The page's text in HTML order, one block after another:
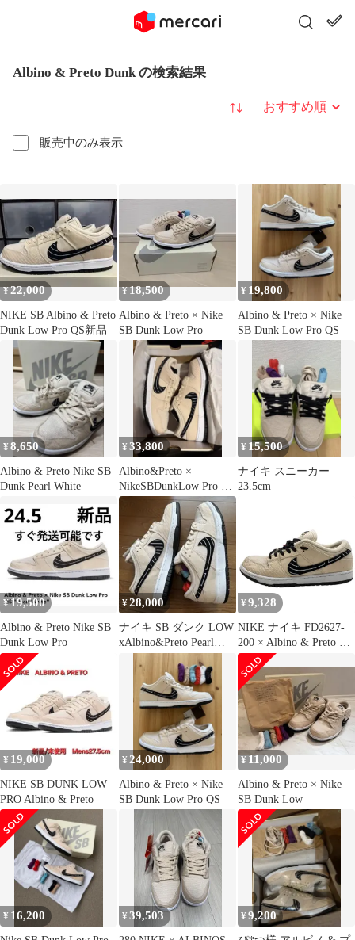
Albino & Preto Dunk の検索結果
販売中のみ表示
並び替え
¥22,000
NIKE SB Albino & Preto
Dunk Low Pro QS新品
¥18,500
Albino & Preto × Nike
SB Dunk Low Pro
¥ 19,800
Albino & Preto × Nike
SB Dunk Low Pro QS
¥8,650
Albino & Preto Nike SB
Dunk Pearl White
¥33,800
Albino&Preto ×
NikeSBDunkLow Pro QS
29cm
¥ 15,500
ナイキ スニーカー
23.5cm
¥19,500
Albino & Preto Nike SB
Dunk Low Pro
¥28,000
ナイキ SB ダンク LOW
xAlbino&Preto Pearl
¥ 9,328
NIKE ナイキ FD2627-
200 × Albino & Preto SB
Dunk Low Pro QS アル
ビノ & プレト SB ダン
ク ロー プロ QS スニー
カー ベージュ系
27.5cm【中古】
¥ 19,000
NIKE SB DUNK LOW
PRO Albino & Preto
¥ 24,000
Albino & Preto × Nike
SB Dunk Low Pro QS
¥11,000
Albino & Preto × Nike
SB Dunk Low
¥ 16,200 ¥39,503 ¥9,200